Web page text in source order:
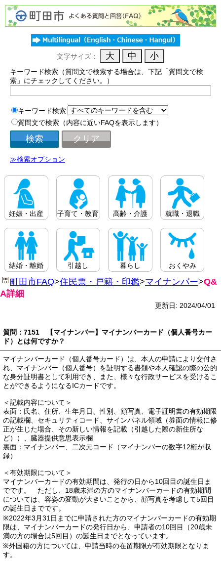
文字サイズ：
キーワード検索（質問文で検索する場合は、下記「質問文で検
索」にチェックしてください。）
キーワード検索
質問文で検索（内容に近いFAQを表示します）
≫検索オプション
妊娠・出産 子育て・教育 高齢・介護 就職・退職
結婚・離婚 引越し 暮らし おくやみ
町田市FAQ>住民票・戸籍・印鑑>マイナンバー>Q&
A詳細
更新日: 2024/04/01
質問：7151 【マイナンバー】マイナンバーカード（個人番号カー
ド）とは何ですか？
マイナンバーカード（個人番号カード）は、本人の申請により交付さ
れ、マイナンバー（個人番号）を証明する書類や本人確認の際の公的
な身分証明書として利用でき、また、様々な行政サービスを受けるこ
とができるようになるICカードです。
＜記載内容について＞
表面：氏名、住所、生年月日、性別、顔写真、電子証明書の有効期限
の記載欄、セキュリティコード、サインパネル領域（券面の情報に修
正が生じた場合、その新しい情報を記載（引越した際の新住所な
ど））、臓器提供意思表示欄
裏面：マイナンバー、二次元コード（マイナンバーの数字12桁が収
録）
＜有効期限について＞
マイナンバーカードの有効期間は、発行の日から10回目の誕生日ま
でです。 ただし、18歳未満の方のマイナンバーカードの有効期間
については、容姿の変動が大きいことから、顔写真を考慮して5回目
の誕生日までです。
※2022年3月31日までに申請された方のマイナンバーカードの有効期
限は、マイナンバーカードの発行日から、申請者の10回目（20歳未
満の方の場合は5回目）の誕生日までとなっています。
※外国籍の方については、申請当時の在留期限が有効期限となりま
す。